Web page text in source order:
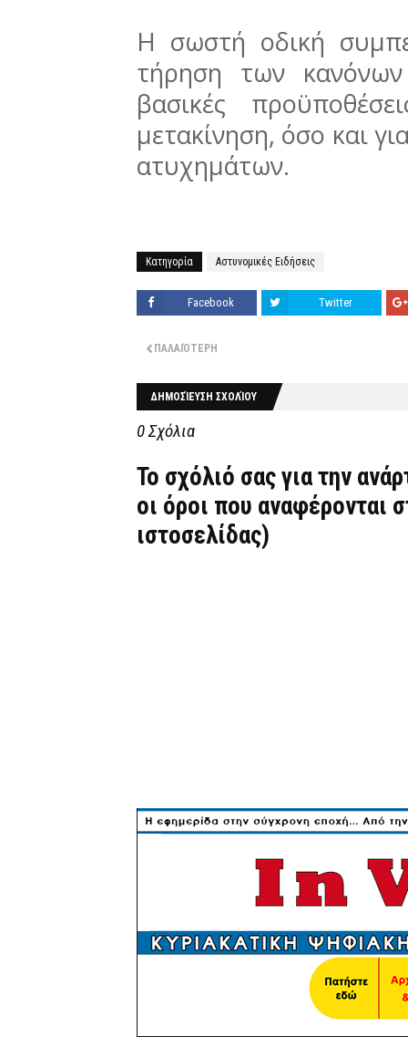
Η σωστή οδική
τήρηση των κανόνων
βασικές
μετακίνηση, όσο και
ατυχημάτων.
Κατηγορία Αστυνομικές Ειδήσεις
Facebook Twitter
ΠΑΛΑΙΌΤΕΡΗ
ΔΗΜΟΣΊΕΥΣΗ ΣΧΟΛΊΟΥ
0 Σχόλια
Το σχόλιό σας για την
οι όροι που αναφέρονται
ιστοσελίδας)